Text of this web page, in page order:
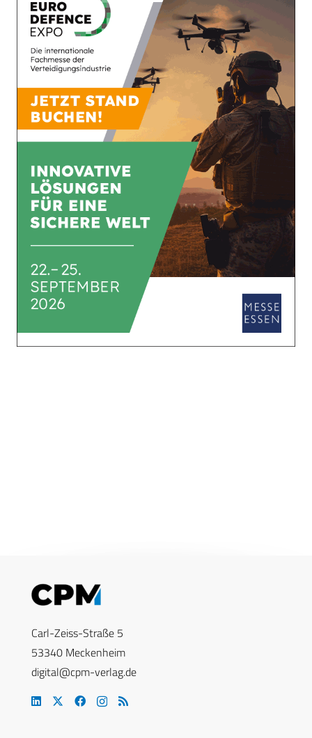
Carl-Zeiss-Straße 5
53340 Meckenheim
digital@cpm-verlag.de